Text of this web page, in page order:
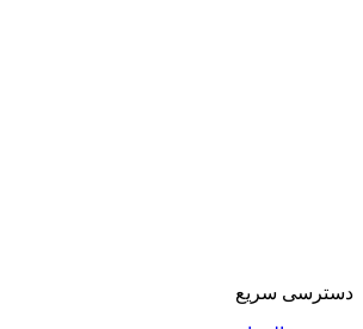
دسترسی سریع